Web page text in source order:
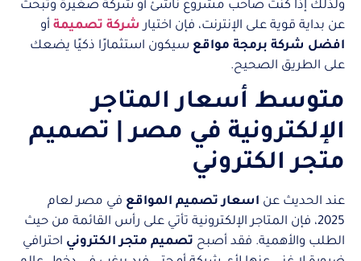
ولذلك إذا كنت صاحب مشروع ناشئ أو شركة صغيرة وتبحث
عن بداية قوية على الإنترنت، فإن اختيار شركة تصميمة أو
افضل شركة برمجة مواقع سيكون استثمارًا ذكيًا يضعك
على الطريق الصحيح.
متوسط أسعار المتاجر
الإلكترونية في مصر | تصميم
متجر الكتروني
عند الحديث عن اسعار تصميم المواقع في مصر لعام
2025، فإن المتاجر الإلكترونية تأتي على رأس القائمة من حيث
الطلب والأهمية. فقد أصبح تصميم متجر الكتروني احترافي